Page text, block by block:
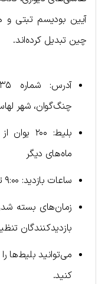
آیین بودیسم تبتی و
چین تبدیل کرده‌اند.
چنگ‌گوان، شهر
ماه‌های دیگر
ساعات بازدید: ۹:۰۰ تا ۱۷:۰۰
زمان‌های بسته
بازدیدکنندگان
کنید.